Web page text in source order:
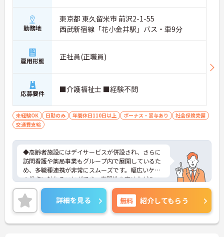
勤務地
東京都 東久留米市 前沢2-1-55
西武新宿線「花小金井駅」バス・車9分
雇用形態 正社員(正職員)
応募要件 ■介護福祉士 ■経験不問
未経験OK 日勤のみ 年間休日110日以上 ボーナス・賞与あり
社会保険完備
交通費支給
◆高齢者施設にはデイサービスが併設され、さらに
訪問看護や薬局事業もグループ内で展開しているた
め、多職種連携が非常にスムーズです。幅広いケア
の視点に触れることができ、専門性を高めながらス
キルアップできる土壌があります。
◆半年に1回の人事評価・面談で昇給や昇進のチャ
ンスがしっかり用意されています。また、マネジメ
ント職への挑戦も歓迎♪入社後に経験を積みなが
ら、施設長、ブロック長、本部職員など、自分の適
詳細を見る 無料 紹介してもらう